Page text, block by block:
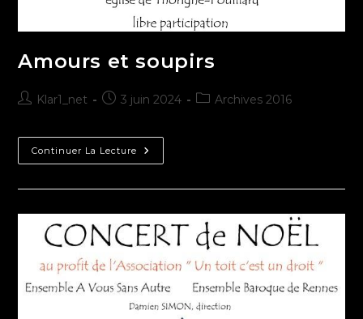
Amours et soupirs
Klar1_net 3 juin 2024 Archives 2016
Continuer La Lecture